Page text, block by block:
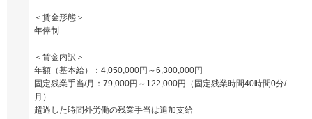
＜賃金形態＞
年俸制
＜賃金内訳＞
年額（基本給）：4,050,000円～6,300,000円
固定残業手当/月：79,000円～122,000円（固定残業時間40時間0分/
月）
超過した時間外労働の残業手当は追加支給